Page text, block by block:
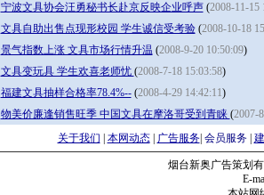
宁波文具协会汪勇秘书长赴京反映企业呼声(2008-11-15
文具自助出售点现形校园 学生诚信受考验(2008-10-18
景气指数上涨 文具市场行情升温 (2008-9-20 10:50:09)
文具变玩具 学生欢喜老师忧 (2008-7-18 15:03:58)
福建文具抽样合格率78.4%--(2008-4-29 14:42:11)
物美价廉逢销售旺季 中国文具在摩洛哥受到青睐 (2007-
关于我们
本网动态| 广告服务| 会员服务|
烟台新奥广告策划
E-